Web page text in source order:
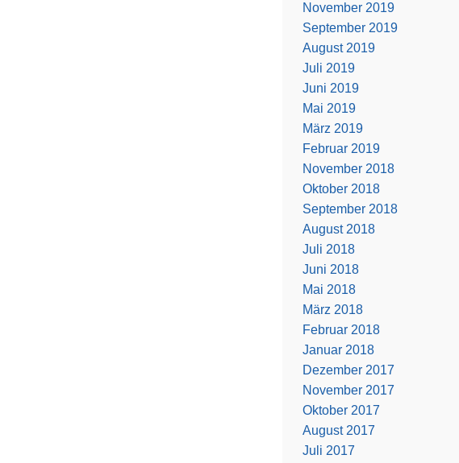
November 2019
September 2019
August 2019
Juli 2019
Juni 2019
Mai 2019
März 2019
Februar 2019
November 2018
Oktober 2018
September 2018
August 2018
Juli 2018
Juni 2018
Mai 2018
März 2018
Februar 2018
Januar 2018
Dezember 2017
November 2017
Oktober 2017
August 2017
Juli 2017